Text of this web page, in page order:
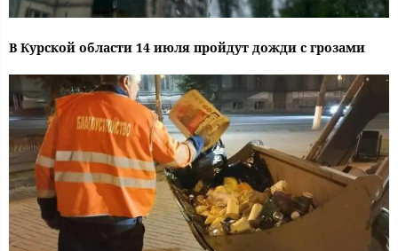
В Курской области 14 июля пройдут дожди с грозами